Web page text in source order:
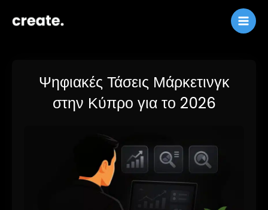
στο
Ψηφιακές Τάσεις Μάρκετινγκ
στην Κύπρο για το 2026